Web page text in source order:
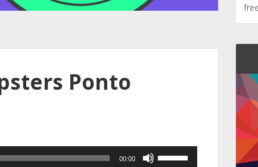
Ponto
00:00